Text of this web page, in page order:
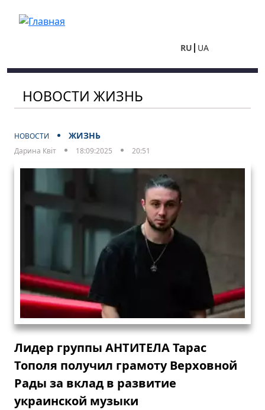
RU UA
НОВОСТИ ЖИЗНЬ
НОВОСТИ ЖИЗНЬ
Дарина Квіт 18:09:2025 20:51
Лидер группы АНТИТЕЛА Тарас
Тополя получил грамоту Верховной
Рады за вклад в развитие
украинской музыки